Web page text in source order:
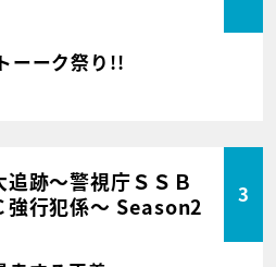
ーーク祭り!!
追跡～警視庁ＳＳＢ
強行犯係～ Season2
3